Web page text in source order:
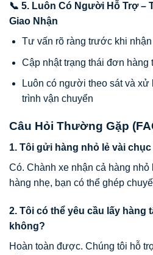
📞 5. Luôn Có Người Hỗ Trợ –
Giao Nhận
Tư vấn rõ ràng trước khi nhận
Cập nhật trạng thái đơn hàng
Luôn có người theo sát và xử
trình vận chuyển
Câu Hỏi Thường Gặp
1. Tôi gửi hàng nhỏ lẻ vài
Có. Chành xe nhận cả hàng
hàng nhẹ, bạn có thể ghép
2. Tôi có thể yêu cầu lấy hàng
không?
Hoàn toàn được. Chúng tôi hỗ